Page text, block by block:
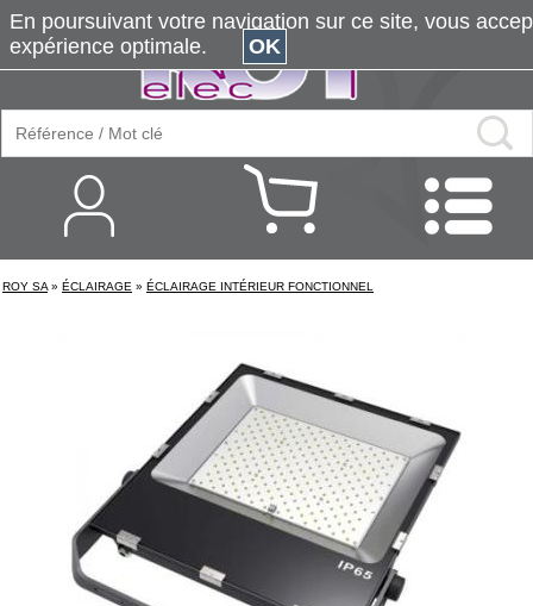
ROY SA » ÉCLAIRAGE » ÉCLAIRAGE INTÉRIEUR FONCTIONNEL
En poursuivant votre navigation sur ce site, vous
expérience optimale.
OK